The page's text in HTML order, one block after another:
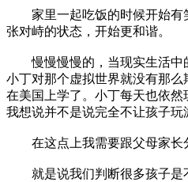
家里一起吃饭的时候开始有
张对峙的状态，开始更和谐。
慢慢慢慢的，当现实生活中
小丁对那个虚拟世界就没有那
在美国上学了。小丁每天也依
我想说并不是说完全不让孩子玩
在这点上我需要跟父母家长
就是说我们判断很多孩子是